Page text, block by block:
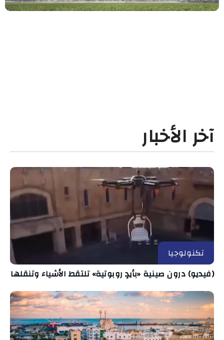
آخر الأخبار
تكنولوجيا
(فيديو) درون صينية «بأيدٍ روبوتية» تلتقط الأشياء وتنقلها